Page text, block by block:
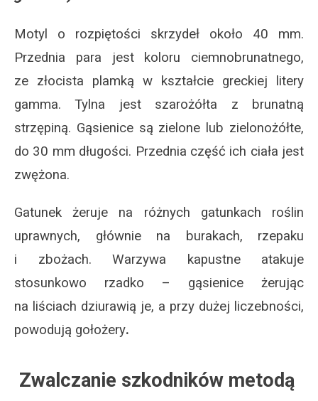
Motyl o rozpiętości skrzydeł około 40 mm.
Przednia para jest koloru ciemnobrunatnego,
ze złocista plamką w kształcie greckiej litery
gamma. Tylna jest szarożółta z brunatną
strzępiną. Gąsienice są zielone lub zielonożółte,
do 30 mm długości. Przednia część ich ciała jest
zwężona.
Gatunek żeruje na różnych gatunkach roślin
uprawnych, głównie na burakach, rzepaku
i zbożach. Warzywa kapustne atakuje
stosunkowo rzadko – gąsienice żerując
na liściach dziurawią je, a przy dużej liczebności,
powodują gołożery.
Zwalczanie szkodników metodą